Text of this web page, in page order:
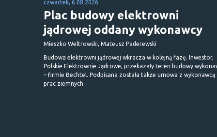
czwartek, 6.08.2026
Plac budowy elektrowni
jądrowej oddany wykonawcy
Mieszko Weltrowski, Mateusz Paderewski
Budowa elektrowni jądrowej wkracza w kolejną fazę. Inwestor,
Polskie Elektrownie Jądrowe, przekazały teren budowy
– firmie Bechtel. Podpisana została także umowa z wykonawcą
prac ziemnych.